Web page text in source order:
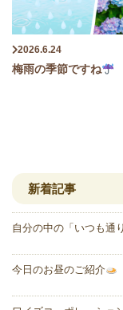
2026.6.24
梅雨の季節ですね
新着記事
自分の中の「いつも通
今日のお昼のご紹介